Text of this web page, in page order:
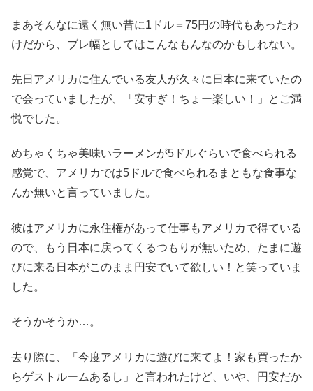
まあそんなに遠く無い昔に1ドル＝75円の時代もあったわ
けだから、ブレ幅としてはこんなもんなのかもしれない。
先日アメリカに住んでいる友人が久々に日本に来ていたの
で会っていましたが、「安すぎ！ちょー楽しい！」とご満
悦でした。
めちゃくちゃ美味いラーメンが5ドルぐらいで食べられる
感覚で、アメリカでは5ドルで食べられるまともな食事な
んか無いと言っていました。
彼はアメリカに永住権があって仕事もアメリカで得ている
ので、もう日本に戻ってくるつもりが無いため、たまに遊
びに来る日本がこのまま円安でいて欲しい！と笑っていま
した。
そうかそうか…。
去り際に、「今度アメリカに遊びに来てよ！家も買ったか
らゲストルームあるし」と言われたけど、いや、円安だか